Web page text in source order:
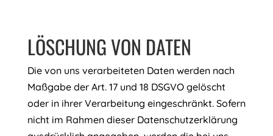
LÖSCHUNG VON DATEN
Die von uns verarbeiteten Daten werden nach
Maßgabe der Art. 17 und 18 DSGVO gelöscht
oder in ihrer Verarbeitung eingeschränkt. Sofern
nicht im Rahmen dieser Datenschutzerklärung